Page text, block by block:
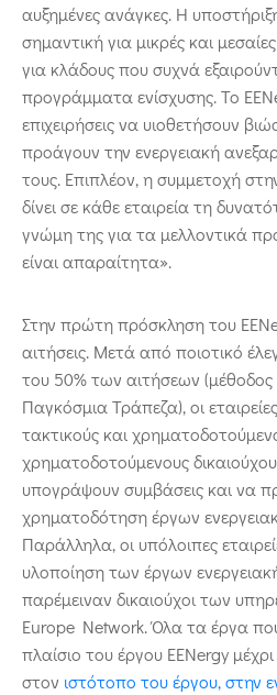
αυξημένες ανάγκες. Η
σημαντική για μικρές και
για κλάδους που συχνά
προγράμματα ενίσχυσης. Το
επιχειρήσεις να υιοθετήσουν
προάγουν την ενεργειακή
τους. Επιπλέον, η συμμετοχή
δίνει σε κάθε εταιρεία τη
γνώμη της για τα μελλοντικά
είναι απαραίτητα».
Στην πρώτη πρόσκληση του
αιτήσεις. Μετά από ποιοτικό
του 50% των αιτήσεων
Παγκόσμια Τράπεζα), οι
τακτικούς και
χρηματοδοτούμενους
υπογράψουν συμβάσεις και να
χρηματοδότηση έργων
Παράλληλα, οι υπόλοιπες
υλοποίηση των έργων
παρέμειναν δικαιούχοι των
Europe Network. Όλα τα έργα
πλαίσιο του έργου EENergy
στον ιστότοπο του έργου, στην